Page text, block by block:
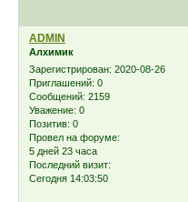
ADMIN
Алхимик
Зарегистрирован: 2020-08-26
Приглашений: 0
Сообщений: 2159
Уважение: 0
Позитив: 0
Провел на форуме:
5 дней 23 часа
Последний визит:
Сегодня 14:03:50